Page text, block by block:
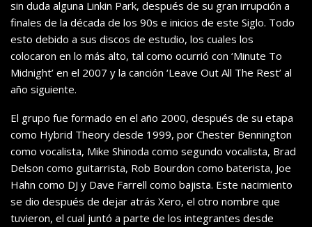
sin duda alguna Linkin Park, después de su gran irrupción a
finales de la década de los 90s e inicios de este Siglo. Todo
esto debido a sus discos de estudio, los cuales los
colocaron en lo más alto, tal como ocurrió con ‘Minute To
Midnight’ en el 2007 y la canción ‘Leave Out All The Rest’ al
año siguiente.
El grupo fue formado en el año 2000, después de su etapa
como Hybrid Theory desde 1999, por Chester Bennington
como vocalista, Mike Shinoda como segundo vocalista, Brad
Delson como guitarrista, Rob Bourdon como baterista, Joe
Hahn como DJ y Dave Farrell como bajista. Este nacimiento
se dio después de dejar atrás Xero, el otro nombre que
tuvieron, el cual juntó a parte de los integrantes desde